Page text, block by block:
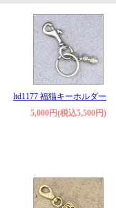
ltd1177 福猫キーホルダー
5,000円(税込5,500円)